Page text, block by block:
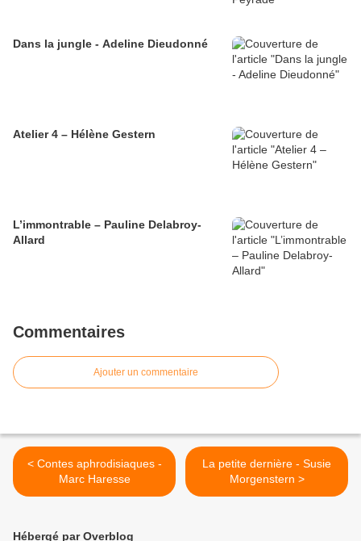
Dans la jungle - Adeline Dieudonné
Atelier 4 – Hélène Gestern
L’immontrable – Pauline Delabroy-
Allard
Commentaires
Ajouter un commentaire
< Contes aphrodisiaques -
Marc Haresse
La petite dernière - Susie
Morgenstern >
Hébergé par Overblog